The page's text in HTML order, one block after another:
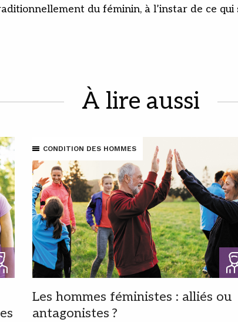
du féminin, à l’instar de ce qui
À lire aussi
CONDITION DES HOMMES
Les hommes féministes : alliés ou
antagonistes ?